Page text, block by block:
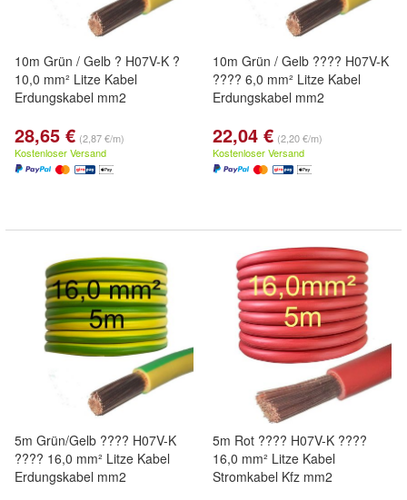
10m Grün / Gelb ? H07V-K ?
10,0 mm² Litze Kabel
Erdungskabel mm2
28,65 € (2,87 €/m)
Kostenloser Versand
10m Grün / Gelb ???? H07V-K
???? 6,0 mm² Litze Kabel
Erdungskabel mm2
22,04 € (2,20 €/m)
Kostenloser Versand
5m Grün/Gelb ???? H07V-K
???? 16,0 mm² Litze Kabel
Erdungskabel mm2
5m Rot ???? H07V-K ????
16,0 mm² Litze Kabel
Stromkabel Kfz mm2